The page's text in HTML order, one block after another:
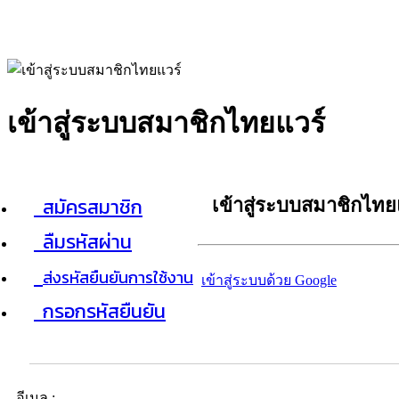
เข้าสู่ระบบสมาชิกไทยแวร์
สมัครสมาชิก
ลืมรหัสผ่าน
ส่งรหัสยืนยันการใช้งาน
กรอกรหัสยืนยัน
เข้าสู่ระบบสมาชิกไท
เข้าสู่ระบบด้วย Google